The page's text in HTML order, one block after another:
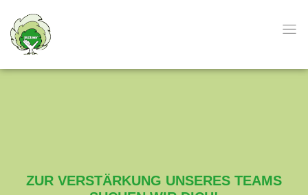
ZUR VERSTÄRKUNG UNSERES TEAMS